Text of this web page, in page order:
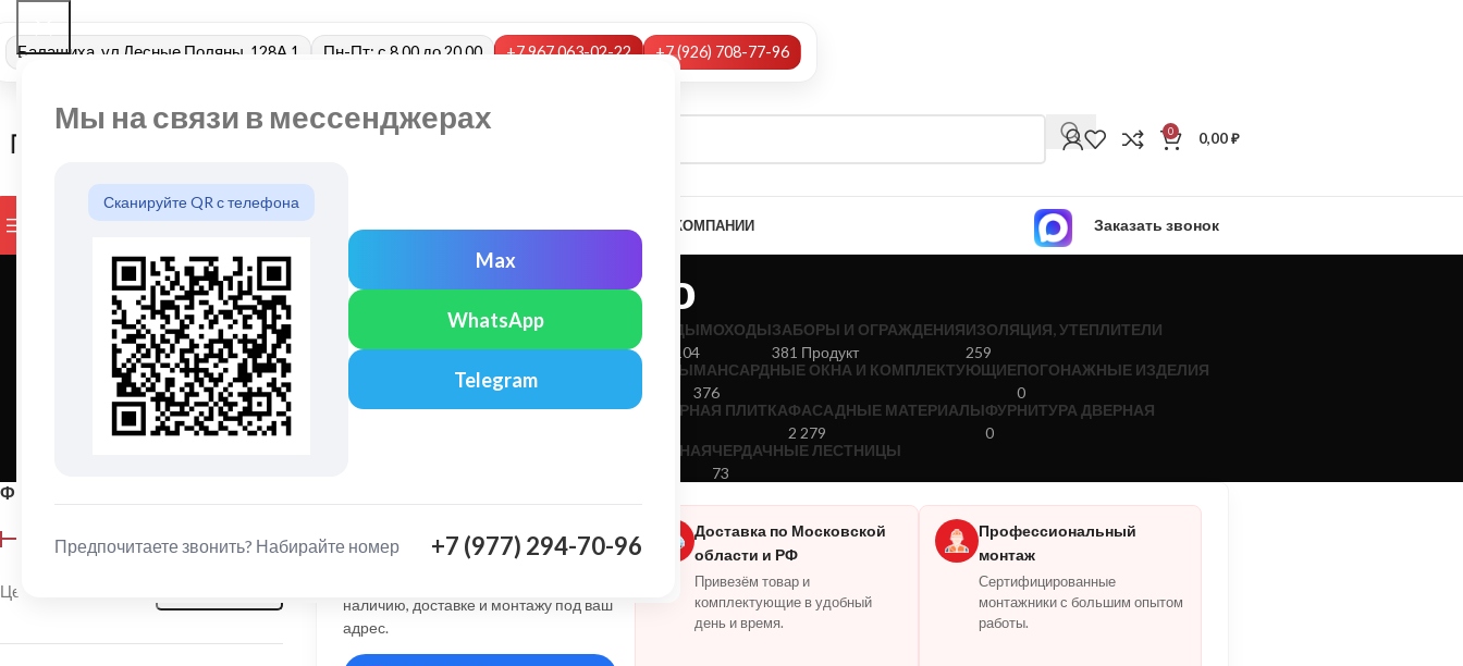
Мы на связи в мессенджерах
Сканируйте QR с телефона
Max
WhatsApp
Telegram
Предпочитаете звонить? Набирайте номер +7 (977) 294-70-96
Балашиха, ул Лесные Поляны, 128А 1 Пн-Пт: с 8.00 до 20.00 +7 967 063-02-22 +7 (926) 708-77-96
0 0,00₽
ПРОСМОТР КАТЕГОРИЙ БРЕНДЫ О КОМПАНИИ Заказать звонок
Бетэко
АНТИСЕПТИКИ И ОГНЕБИОЗАЩИТА
БЕЗ КАТЕГОРИИ ВОДОСТОЧНЫЕ СИСТЕМЫ
1 458
ДЫМОХОДЫ
104
ЗАБОРЫ И ОГРАЖДЕНИЯ
381 Продукт
ИЗОЛЯЦИЯ, УТЕПЛИТЕЛИ
259
ИСКУССТВЕННЫЙ КАМЕНЬ КОМПЛЕКТУЮЩИЕ ДЛЯ КРОВЛИ
1 093
КРОВЕЛЬНЫЕ МАТЕРИАЛЫ
3 280
МАНСАРДНЫЕ ОКНА И КОМПЛЕКТУЮЩИЕ
376
ПОГОНАЖНЫЕ ИЗДЕЛИЯ
0
ПРОФИЛИРОВАННЫЕ МЕМБРАНЫ
РУЧКИ ДВЕРНЫЕТЕРРАСНАЯ ДОСКАТРОТУАРНАЯ ПЛИТКАФАСАДНЫЕ МАТЕРИАЛЫ
2 279
ФУРНИТУРА ДВЕРНАЯ
0
ЦЕМЕНТНО-ПЕСЧАНАЯ ЧЕРЕПИЦА НАТУРАЛЬНАЯЧЕРДАЧНЫЕ ЛЕСТНИЦЫ
73
ФИЛЬТР ПО ЦЕНЕ
Цена:
выбором?
наличию, доставке и монтажу под ваш
адрес.
Доставка по Московской
области и РФ
Привезём товар и
комплектующие в удобный
день и время.
Профессиональный
монтаж
Сертифицированные
монтажники с большим опытом
работы.